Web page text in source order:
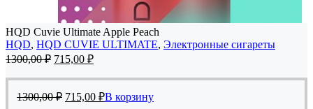
HQD Cuvie Ultimate Apple Peach
HQD, HQD CUVIE ULTIMATE, Электронные сигареты
1300,00₽ Первоначальная
составляла
1300,00 ₽.
715,00 ₽Текущая
715,00 ₽.
1300,00₽ Первоначальная
715,00 ₽Текущая
цена:
В корзину